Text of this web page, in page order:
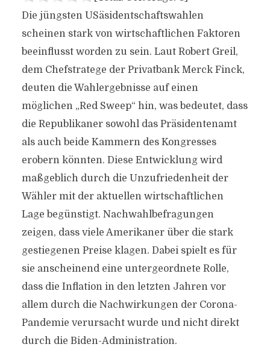
Die jüngsten USäsidentschaftswahlen
scheinen stark von wirtschaftlichen Faktoren
beeinflusst worden zu sein. Laut Robert Greil,
dem Chefstratege der Privatbank Merck Finck,
deuten die Wahlergebnisse auf einen
möglichen „Red Sweep“ hin, was bedeutet, dass
die Republikaner sowohl das Präsidentenamt
als auch beide Kammern des Kongresses
erobern könnten. Diese Entwicklung wird
maßgeblich durch die Unzufriedenheit der
Wähler mit der aktuellen wirtschaftlichen
Lage begünstigt. Nachwahlbefragungen
zeigen, dass viele Amerikaner über die stark
gestiegenen Preise klagen. Dabei spielt es für
sie anscheinend eine untergeordnete Rolle,
dass die Inflation in den letzten Jahren vor
allem durch die Nachwirkungen der Corona-
Pandemie verursacht wurde und nicht direkt
durch die Biden-Administration.